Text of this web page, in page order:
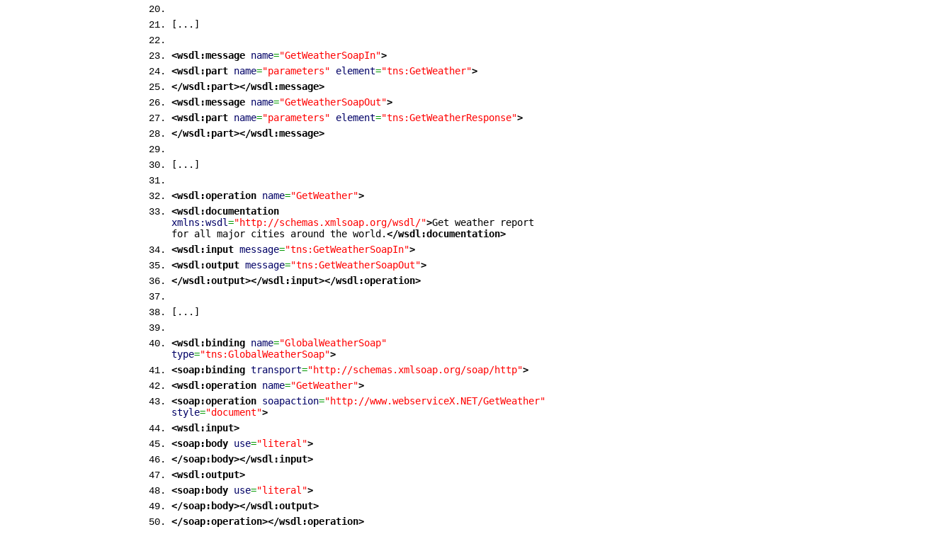
[...]
<wsdl:message name="GetWeatherSoapIn">
<wsdl:part name="parameters" element="tns:GetWeather">
</wsdl:part></wsdl:message>
<wsdl:message name="GetWeatherSoapOut">
<wsdl:part name="parameters" element="tns:GetWeatherResponse">
</wsdl:part></wsdl:message>
[...]
<wsdl:operation name="GetWeather">
<wsdl:documentation
xmlns:wsdl="http://schemas.xmlsoap.org/wsdl/">Get weather report
for all major cities around the world.</wsdl:documentation>
<wsdl:input message="tns:GetWeatherSoapIn">
<wsdl:output message="tns:GetWeatherSoapOut">
</wsdl:output></wsdl:input></wsdl:operation>
[...]
<wsdl:binding name="GlobalWeatherSoap"
type="tns:GlobalWeatherSoap">
<soap:binding transport="http://schemas.xmlsoap.org/soap/http">
<wsdl:operation name="GetWeather">
<soap:operation soapaction="http://www.webserviceX.NET/GetWeather"
style="document">
<wsdl:input>
<soap:body use="literal">
</soap:body></wsdl:input>
<wsdl:output>
<soap:body use="literal">
</soap:body></wsdl:output>
</soap:operation></wsdl:operation>